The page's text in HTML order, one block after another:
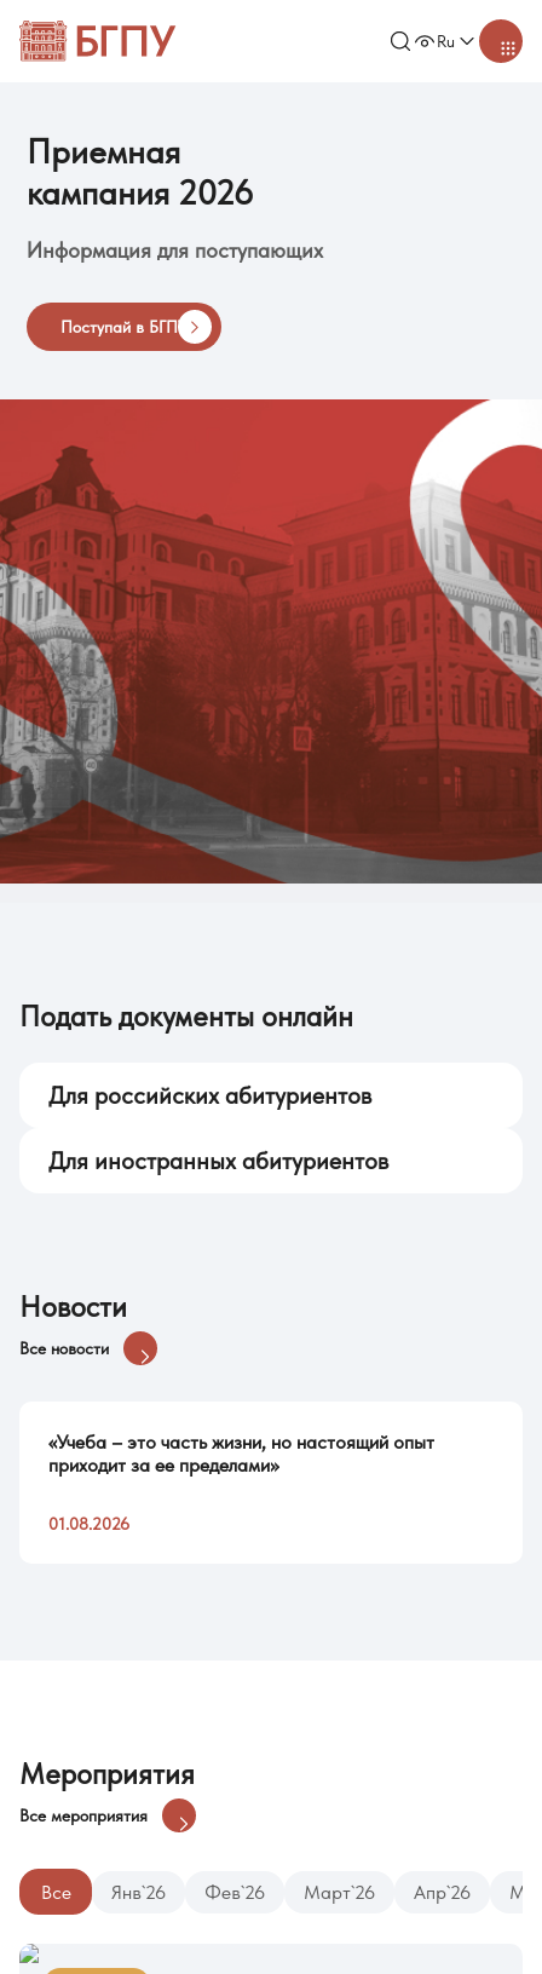
Ru
Приемная
кампания 2026
Информация для поступающих
Поступай в БГПУ
Подать документы онлайн
Для российских абитуриентов
Для иностранных абитуриентов
Новости
Все новости
«Учеба – это часть жизни, но настоящий опыт
приходит за ее пределами»
01.08.2026
Мероприятия
Все мероприятия
Все Янв`26 Фев`26 Март`26 Апр`26